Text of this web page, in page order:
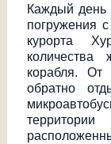
Каждый день
погружения
курорта
корабля.
обратно